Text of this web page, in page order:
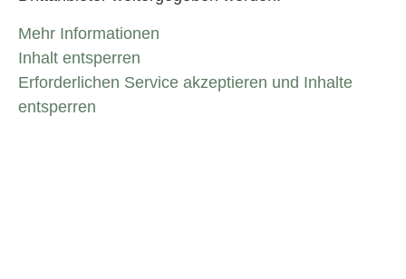
Mehr Informationen
Inhalt entsperren
Erforderlichen Service akzeptieren und Inhalte
entsperren